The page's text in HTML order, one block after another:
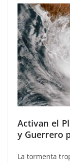
Activan el
y Guerrero
La tormenta